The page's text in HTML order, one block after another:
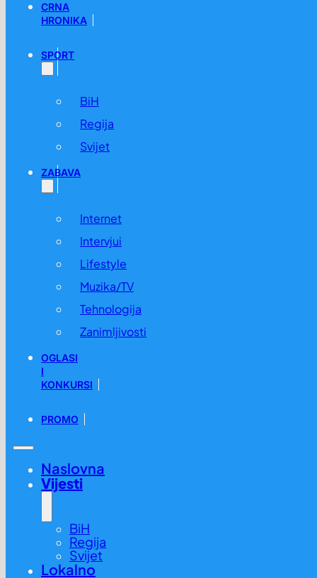
CRNA
HRONIKA
SPORT
BiH
Regija
Svijet
ZABAVA
Internet
Intervjui
Lifestyle
Muzika/TV
Tehnologija
Zanimljivosti
OGLASI
I
KONKURSI
PROMO
Naslovna
Vijesti
BiH
Regija
Svijet
Lokalno